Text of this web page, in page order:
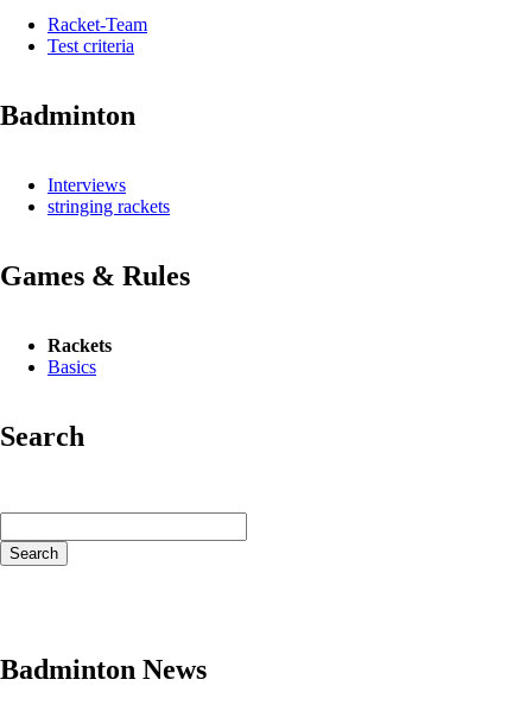
Racket-Team
Test criteria
Badminton
Interviews
stringing rackets
Games & Rules
Rackets
Basics
Search
Search
Badminton News